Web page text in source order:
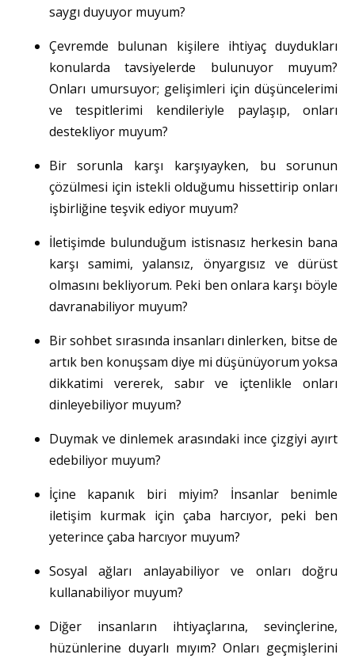
saygı duyuyor muyum?
Çevremde bulunan kişilere ihtiyaç duydukları
konularda tavsiyelerde bulunuyor muyum?
Onları umursuyor; gelişimleri için düşüncelerimi
ve tespitlerimi kendileriyle paylaşıp, onları
destekliyor muyum?
Bir sorunla karşı karşıyayken, bu sorunun
çözülmesi için istekli olduğumu hissettirip onları
işbirliğine teşvik ediyor muyum?
İletişimde bulunduğum istisnasız herkesin bana
karşı samimi, yalansız, önyargısız ve dürüst
olmasını bekliyorum. Peki ben onlara karşı böyle
davranabiliyor muyum?
Bir sohbet sırasında insanları dinlerken, bitse de
artık ben konuşsam diye mi düşünüyorum yoksa
dikkatimi vererek, sabır ve içtenlikle onları
dinleyebiliyor muyum?
Duymak ve dinlemek arasındaki ince çizgiyi ayırt
edebiliyor muyum?
İçine kapanık biri miyim? İnsanlar benimle
iletişim kurmak için çaba harcıyor, peki ben
yeterince çaba harcıyor muyum?
Sosyal ağları anlayabiliyor ve onları doğru
kullanabiliyor muyum?
Diğer insanların ihtiyaçlarına, sevinçlerine,
hüzünlerine duyarlı mıyım? Onları geçmişlerini